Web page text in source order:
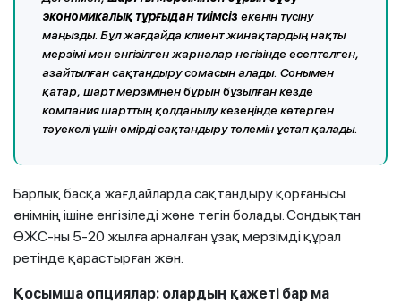
экономикалық тұрғыдан тиімсіз екенін түсіну
маңызды. Бұл жағдайда клиент жинақтардың нақты
мерзімі мен енгізілген жарналар негізінде есептелген,
азайтылған сақтандыру сомасын алады. Сонымен
қатар, шарт мерзімінен бұрын бұзылған кезде
компания шарттың қолданылу кезеңінде көтерген
тәуекелі үшін өмірді сақтандыру төлемін ұстап қалады.
Барлық басқа жағдайларда сақтандыру қорғанысы
өнімнің ішіне енгізіледі және тегін болады. Сондықтан
ӨЖС-ны 5-20 жылға арналған ұзақ мерзімді құрал
ретінде қарастырған жөн.
Қосымша опциялар: олардың қажеті бар ма